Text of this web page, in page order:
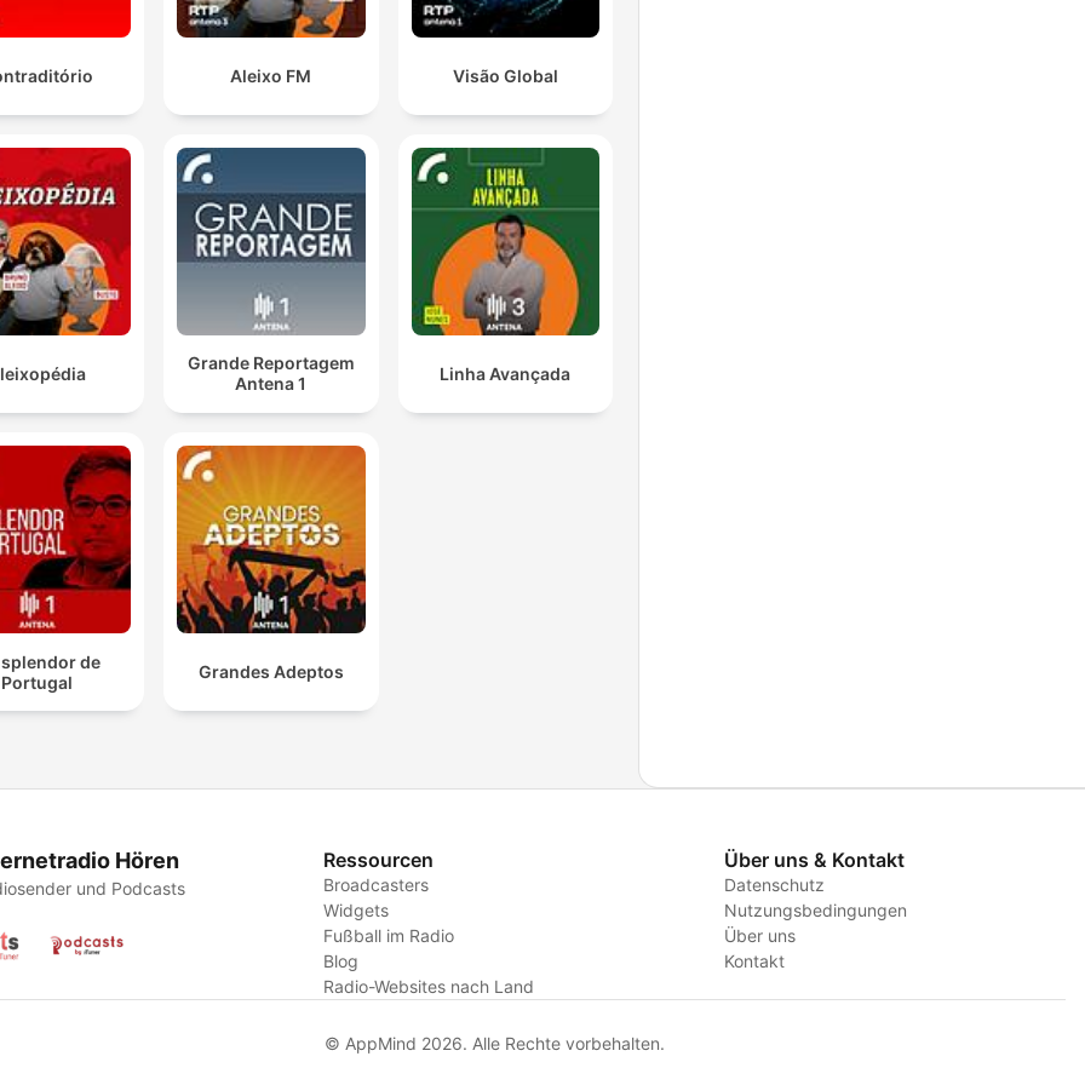
Aleixo FM Visão Global
Grande Reportagem
Antena 1
Linha Avançada
de
Portugal
Grandes Adeptos
Hören
und Podcasts
Ressourcen
Broadcasters
Widgets
Fußball im Radio
Blog
Radio-Websites nach Land
Über uns & Kontakt
Datenschutz
Nutzungsbedingungen
Über uns
Kontakt
© AppMind 2026. Alle Rechte vorbehalten.